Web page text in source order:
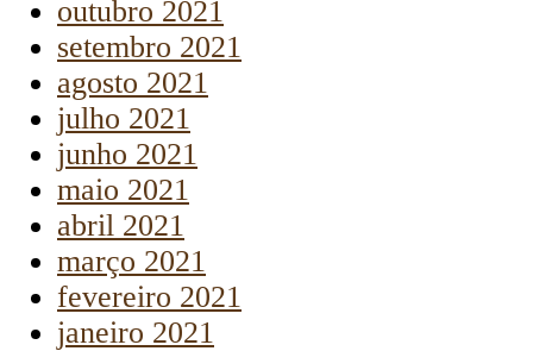
outubro 2021
setembro 2021
agosto 2021
julho 2021
junho 2021
maio 2021
abril 2021
março 2021
fevereiro 2021
janeiro 2021